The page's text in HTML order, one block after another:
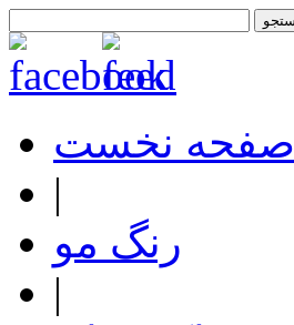
صفحه نخست
|
رنگ مو
|